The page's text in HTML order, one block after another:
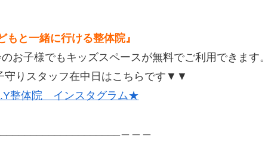
もと一緒に行ける整体院』
お子様でもキッズスペースが無料でご利用できます。
守りスタッフ在中日はこちらです▼▼
整体院 インスタグラム★